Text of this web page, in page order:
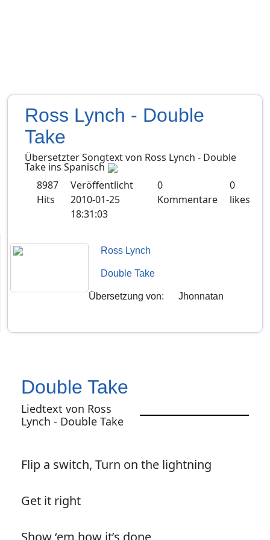
Ross Lynch - Double
Take
Übersetzter Songtext von Ross Lynch - Double
Take ins Spanisch
8987
Hits
Veröffentlicht
2010-01-25
18:31:03
0
Kommentare
0
likes
Ross Lynch
Double Take
Übersetzung von: Jhonnatan
Double Take
Liedtext von Ross
Lynch - Double Take
Flip a switch, Turn on the lightning
Get it right
Show ‘em how it’s done